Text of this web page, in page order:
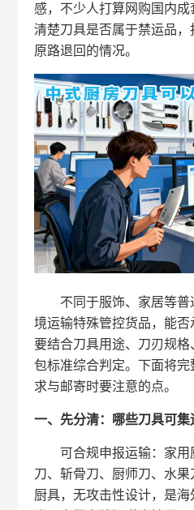
感，不少人打算网购国内
清楚刀具是否属于禁运品，
原路退回的情况。
不同于服饰、家居等普
境运输特殊管控货品，能
要结合刀具用途、刀刃规
包标准综合判定。下面将
求与邮寄时要注意的点。
一、先分清：哪些刀具可
可合规申报运输：家用
刀、斩骨刀、厨师刀、水
厨具，无攻击性设计，是